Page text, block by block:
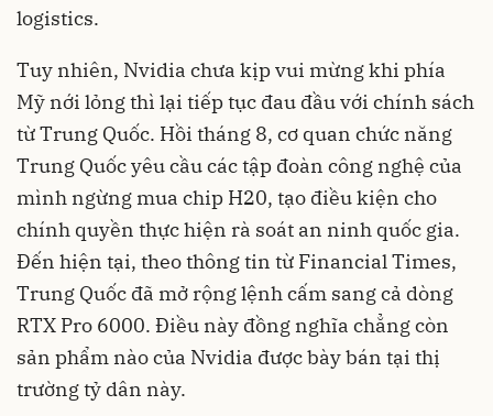
logistics.
Tuy nhiên, Nvidia chưa kịp vui mừng khi phía
Mỹ nới lỏng thì lại tiếp tục đau đầu với chính sách
từ Trung Quốc. Hồi tháng 8, cơ quan chức năng
Trung Quốc yêu cầu các tập đoàn công nghệ của
mình ngừng mua chip H20, tạo điều kiện cho
chính quyền thực hiện rà soát an ninh quốc gia.
Đến hiện tại, theo thông tin từ Financial Times,
Trung Quốc đã mở rộng lệnh cấm sang cả dòng
RTX Pro 6000. Điều này đồng nghĩa chẳng còn
sản phẩm nào của Nvidia được bày bán tại thị
trường tỷ dân này.